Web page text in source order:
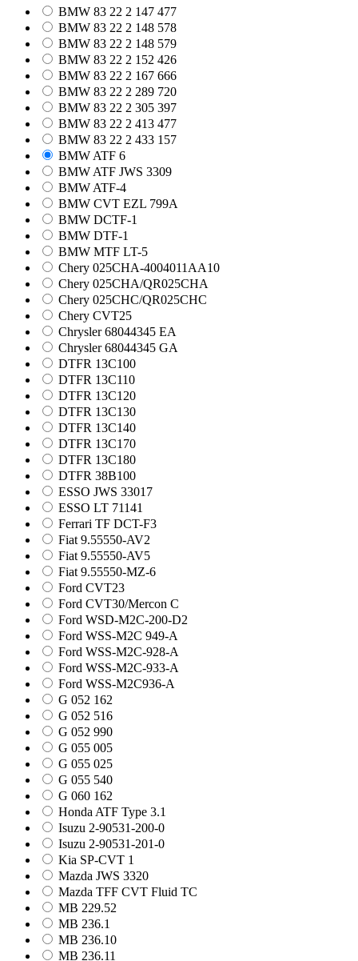
BMW 83 22 2 147 477
BMW 83 22 2 148 578
BMW 83 22 2 148 579
BMW 83 22 2 152 426
BMW 83 22 2 167 666
BMW 83 22 2 289 720
BMW 83 22 2 305 397
BMW 83 22 2 413 477
BMW 83 22 2 433 157
BMW ATF 6
BMW ATF JWS 3309
BMW ATF-4
BMW CVT EZL 799A
BMW DCTF-1
BMW DTF-1
BMW MTF LT-5
Chery 025CHA-4004011AA10
Chery 025CHA/QR025CHA
Chery 025CHC/QR025CHC
Chery CVT25
Chrysler 68044345 EA
Chrysler 68044345 GA
DTFR 13C100
DTFR 13C110
DTFR 13C120
DTFR 13C130
DTFR 13C140
DTFR 13C170
DTFR 13C180
DTFR 38B100
ESSO JWS 33017
ESSO LT 71141
Ferrari TF DCT-F3
Fiat 9.55550-AV2
Fiat 9.55550-AV5
Fiat 9.55550-MZ-6
Ford CVT23
Ford CVT30/Mercon C
Ford WSD-M2C-200-D2
Ford WSS-M2C 949-A
Ford WSS-M2C-928-A
Ford WSS-M2C-933-A
Ford WSS-M2C936-A
G 052 162
G 052 516
G 052 990
G 055 005
G 055 025
G 055 540
G 060 162
Honda ATF Type 3.1
Isuzu 2-90531-200-0
Isuzu 2-90531-201-0
Kia SP-CVT 1
Mazda JWS 3320
Mazda TFF CVT Fluid TC
MB 229.52
MB 236.1
MB 236.10
MB 236.11